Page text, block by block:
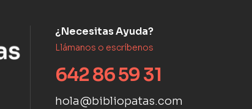
¿Necesitas Ayuda?
Llámanos o escríbenos
642 86 59 31
hola@bibliopatas.com